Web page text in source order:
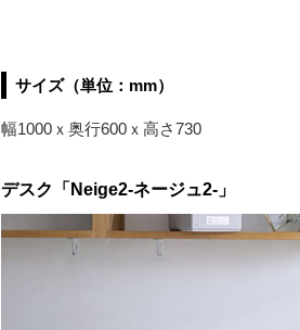
サイズ（単位：mm）
幅1000ｘ奥行600ｘ高さ730
デスク「Neige2-ネージュ2-」